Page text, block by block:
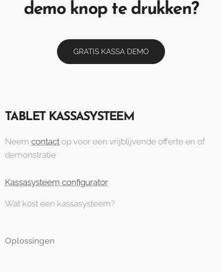
demo knop te drukken?
GRATIS KASSA DEMO
TABLET KASSASYSTEEM
Neem contact op voor een vrijblijvende offerte en of
demonstratie
Kassasysteem configurator
Wat kost een kassasysteem?
Oplossingen